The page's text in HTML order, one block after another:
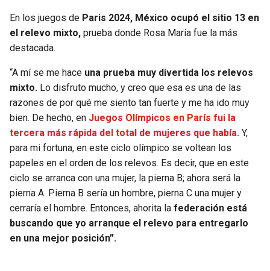
En los juegos de Paris 2024, México ocupó el sitio 13 en
el relevo mixto, prueba donde Rosa María fue la más
destacada.
“A mí se me hace una prueba muy divertida los relevos
mixto. Lo disfruto mucho, y creo que esa es una de las
razones de por qué me siento tan fuerte y me ha ido muy
bien. De hecho, en Juegos Olímpicos en París fui la
tercera más rápida del total de mujeres que había. Y,
para mi fortuna, en este ciclo olímpico se voltean los
papeles en el orden de los relevos. Es decir, que en este
ciclo se arranca con una mujer, la pierna B; ahora será la
pierna A. Pierna B sería un hombre, pierna C una mujer y
cerraría el hombre. Entonces, ahorita la federación está
buscando que yo arranque el relevo para entregarlo
en una mejor posición”.